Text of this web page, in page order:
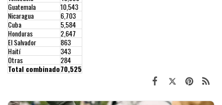
Guatemala
10,543
Nicaragua
6,703
Cuba
5,584
Honduras
2,647
El Salvador
863
Haití
343
Otras
284
Total combinado70,525